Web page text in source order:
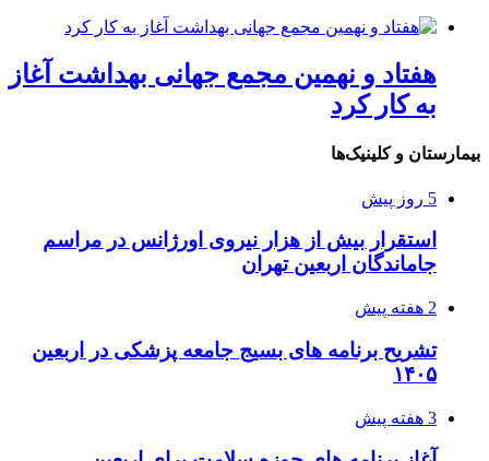
هفتاد و نهمین مجمع جهانی بهداشت آغاز
به کار کرد
بیمارستان و کلینیک‌ها
5 روز پیش
استقرار بیش از هزار نیروی اورژانس در مراسم
جاماندگان اربعین تهران
2 هفته پیش
تشریح برنامه های بسیج جامعه پزشکی در اربعین
۱۴۰۵
3 هفته پیش